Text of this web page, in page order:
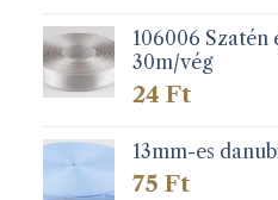
106006 Szatén
30m/vég
24 Ft
13mm-es
75 Ft